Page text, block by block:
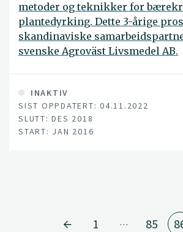
metoder og teknikker for
plantedyrking. Dette 3-årige
skandinaviske
svenske Agroväst Livsmedel AB.
INAKTIV
SIST OPPDATERT: 04.11.2022
SLUTT: DES 2018
START: JAN 2016
1 … 85